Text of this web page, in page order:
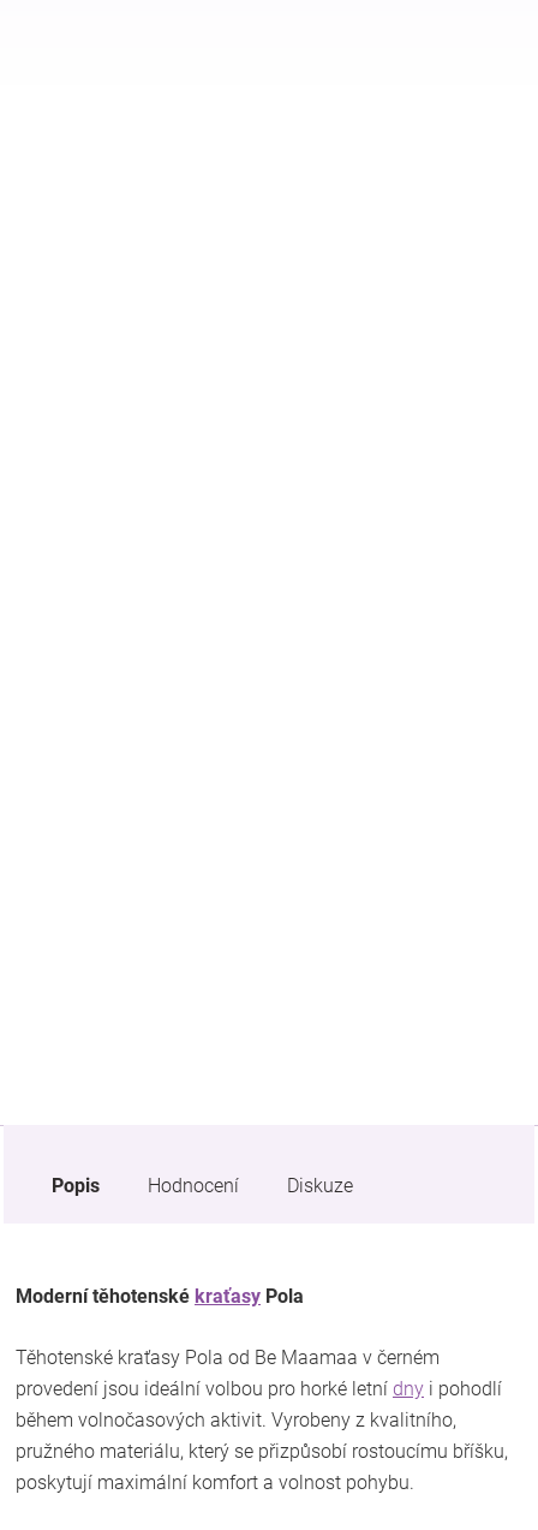
Popis Hodnocení Diskuze
Moderní těhotenské kraťasy Pola
Těhotenské kraťasy Pola od Be Maamaa v černém
provedení jsou ideální volbou pro horké letní dny i pohodlí
během volnočasových aktivit. Vyrobeny z kvalitního,
pružného materiálu, který se přizpůsobí rostoucímu bříšku,
poskytují maximální komfort a volnost pohybu.